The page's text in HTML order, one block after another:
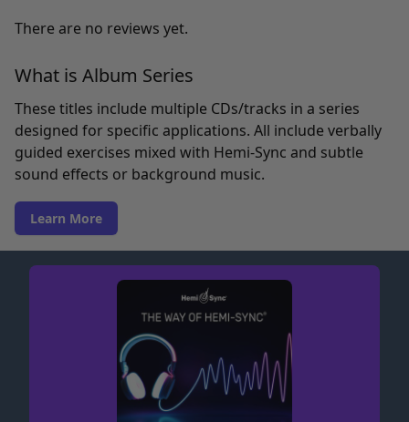
There are no reviews yet.
What is Album Series
These titles include multiple CDs/tracks in a series
designed for specific applications. All include verbally
guided exercises mixed with Hemi-Sync and subtle
sound effects or background music.
Learn More